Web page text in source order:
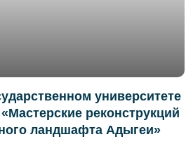
университете
реконструкций
ландшафта Адыгеи»